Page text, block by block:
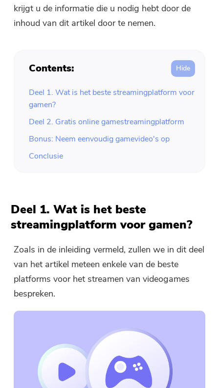
krijgt u de informatie die u nodig hebt door de
inhoud van dit artikel door te nemen.
Contents:
Deel 1. Wat is het beste streamingplatform voor
gamen?
Deel 2. Gratis online gamestreamingplatform
Bonus: Neem eenvoudig gamevideo's op
Conclusie
Deel 1. Wat is het beste
streamingplatform voor gamen?
Zoals in de inleiding vermeld, zullen we in dit deel
van het artikel meteen enkele van de beste
platforms voor het streamen van videogames
bespreken.